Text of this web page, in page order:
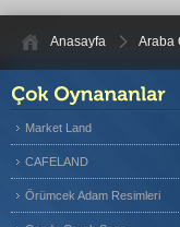
Anasayfa Araba
Market Land
CAFELAND
Örümcek Adam Resimleri